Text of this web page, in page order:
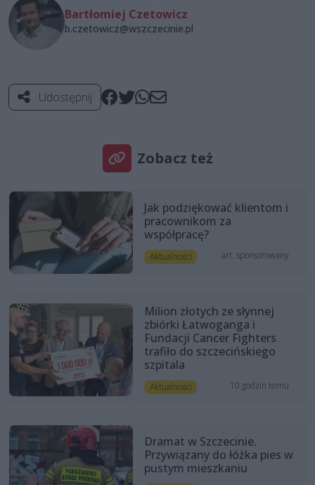
Bartłomiej Czetowicz
b.czetowicz@wszczecinie.pl
Udostępnij
Zobacz też
Jak podziękować klientom i
pracownikom za
współpracę?
Aktualności art. sponsorowany
Milion złotych ze słynnej
zbiórki Łatwoganga i
Fundacji Cancer Fighters
trafiło do szczecińskiego
szpitala
Aktualności 10 godzin temu
Dramat w Szczecinie.
Przywiązany do łóżka pies w
pustym mieszkaniu